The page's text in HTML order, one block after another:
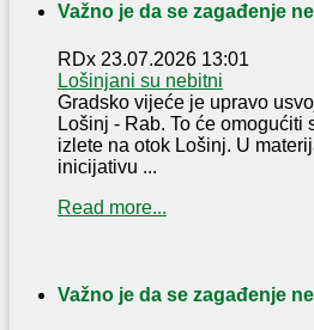
Važno je da se zagađenje
RDx 23.07.2026 13:01
Lošinjani su nebitni
Gradsko vijeće je upravo
Lošinj - Rab. To će
izlete na otok Lošinj. U
inicijativu ...
Read more...
Važno je da se zagađenje